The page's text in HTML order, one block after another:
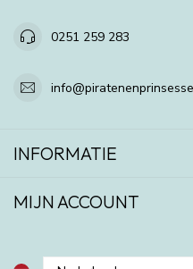
0251 259 283
INFORMATIE
MIJN ACCOUNT